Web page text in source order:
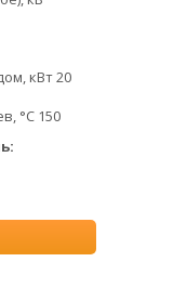
кВт 20
°С 150